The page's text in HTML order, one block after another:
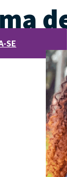
SE